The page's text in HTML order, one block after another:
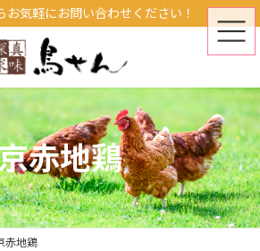
お気軽にお問い合わせください！
赤地鶏
赤地鶏